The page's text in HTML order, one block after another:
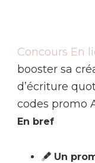
Concours En
booster sa
d’écriture
codes promo
En bref
Un